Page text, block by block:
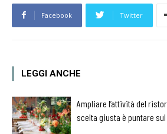
Facebook Twitter
LEGGI ANCHE
Ampliare l’attività del
scelta giusta è puntare